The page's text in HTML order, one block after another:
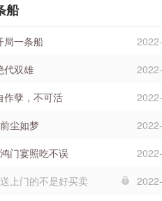
船
局一条船
代双雄
作孽，不可活
尘如梦
门宴照吃不误
上门的不是好买卖